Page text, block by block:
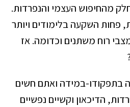
מהחיפוש העצמי והנפרדות.
פחות השקעה בלימודים ויותר
רוח משתנים וכדומה. אז
בתפקודו-במידה ואתם חשים
הדיכאון וקשיים נפשיים